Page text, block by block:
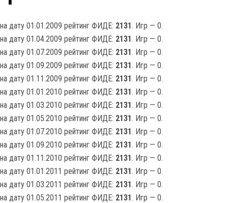
на дату 01.01.2009 рейтинг ФИДЕ: 2131. Игр — 0.
на дату 01.04.2009 рейтинг ФИДЕ: 2131. Игр — 0.
на дату 01.07.2009 рейтинг ФИДЕ: 2131. Игр — 0.
на дату 01.09.2009 рейтинг ФИДЕ: 2131. Игр — 0.
на дату 01.11.2009 рейтинг ФИДЕ: 2131. Игр — 0.
на дату 01.01.2010 рейтинг ФИДЕ: 2131. Игр — 0.
на дату 01.03.2010 рейтинг ФИДЕ: 2131. Игр — 0.
на дату 01.05.2010 рейтинг ФИДЕ: 2131. Игр — 0.
на дату 01.07.2010 рейтинг ФИДЕ: 2131. Игр — 0.
на дату 01.09.2010 рейтинг ФИДЕ: 2131. Игр — 0.
на дату 01.11.2010 рейтинг ФИДЕ: 2131. Игр — 0.
на дату 01.01.2011 рейтинг ФИДЕ: 2131. Игр — 0.
на дату 01.03.2011 рейтинг ФИДЕ: 2131. Игр — 0.
на дату 01.05.2011 рейтинг ФИДЕ: 2131. Игр — 0.